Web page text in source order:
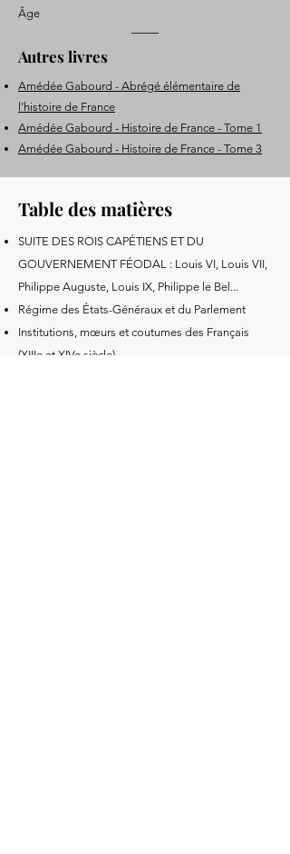
Âge
Autres livres
Amédée Gabourd - Abrégé élémentaire de
l’histoire de France
Amédée Gabourd - Histoire de France - Tome 1
Amédée Gabourd - Histoire de France - Tome 3
Table des matières
SUITE DES ROIS CAPÉTIENS ET DU
GOUVERNEMENT FÉODAL : Louis VI, Louis VII,
Philippe Auguste, Louis IX, Philippe le Bel...
Régime des États-Généraux et du Parlement
Institutions, mœurs et coutumes des Français
(XIIIe et XIVe siècle)